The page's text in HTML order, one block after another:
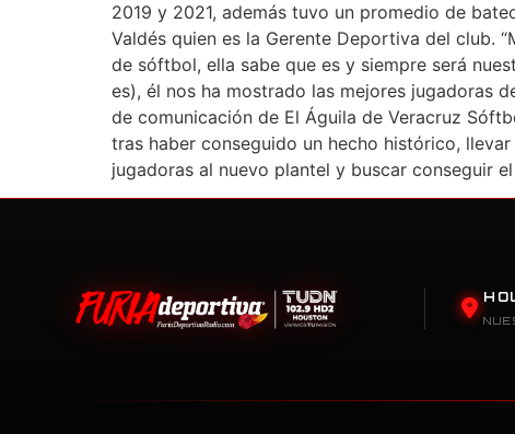
2019 y 2021, además tuvo un promedio de
Valdés quien es la Gerente Deportiva del club.
de sóftbol, ella sabe que es y siempre será
es), él nos ha mostrado las mejores jugadoras
de comunicación de El Águila de Veracruz
tras haber conseguido un hecho histórico,
jugadoras al nuevo plantel y buscar conseguir